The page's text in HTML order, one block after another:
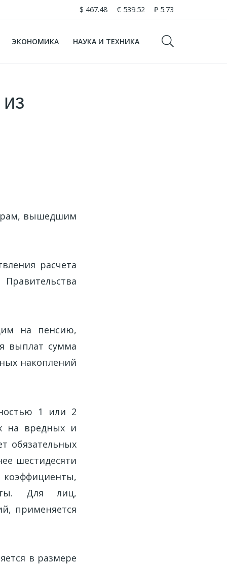
$ 467.48 € 539.52 ₽ 5.73
ЭКОНОМИКА НАУКА И ТЕХНИКА
вышедшим
расчета
на пенсию,
выплат сумма
накоплений
1 или 2
на вредных и
обязательных
шестидесяти
Для лиц,
применяется
в размере